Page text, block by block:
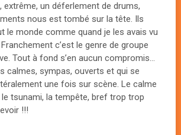
extrême, un déferlement de drums,
nous est tombé sur la tête. Ils
le monde comme quand je les avais vu
c’est le genre de groupe
Tout à fond s’en aucun compromis…
calmes, sympas, ouverts et qui se
une fois sur scène. Le calme
le tsunami, la tempête, bref trop trop
!!!